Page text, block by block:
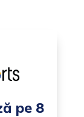
pe 8